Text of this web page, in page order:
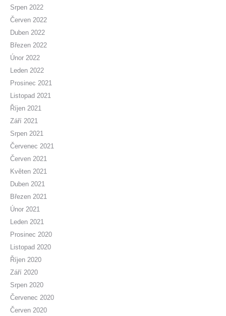
Srpen 2022
Červen 2022
Duben 2022
Březen 2022
Únor 2022
Leden 2022
Prosinec 2021
Listopad 2021
Říjen 2021
Září 2021
Srpen 2021
Červenec 2021
Červen 2021
Květen 2021
Duben 2021
Březen 2021
Únor 2021
Leden 2021
Prosinec 2020
Listopad 2020
Říjen 2020
Září 2020
Srpen 2020
Červenec 2020
Červen 2020